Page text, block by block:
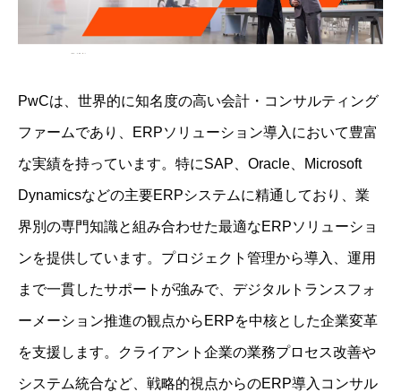
PwCは、世界的に知名度の高い会計・コンサルティング
ファームであり、ERPソリューション導入において豊富
な実績を持っています。特にSAP、Oracle、Microsoft
Dynamicsなどの主要ERPシステムに精通しており、業
界別の専門知識と組み合わせた最適なERPソリューショ
ンを提供しています。プロジェクト管理から導入、運用
まで一貫したサポートが強みで、デジタルトランスフォ
ーメーション推進の観点からERPを中核とした企業変革
を支援します。クライアント企業の業務プロセス改善や
システム統合など、戦略的視点からのERP導入コンサル